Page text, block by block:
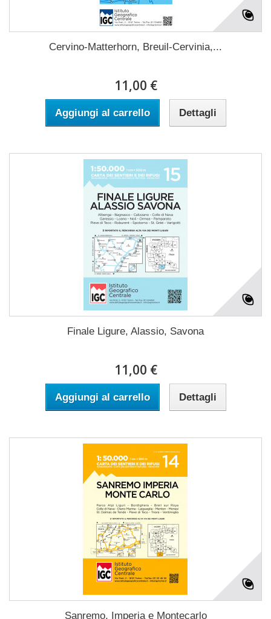
Cervino-Matterhorn, Breuil-Cervinia,...
11,00 €
Aggiungi al carrello Dettagli
Finale Ligure, Alassio, Savona
11,00 €
Aggiungi al carrello Dettagli
Sanremo, Imperia e Montecarlo